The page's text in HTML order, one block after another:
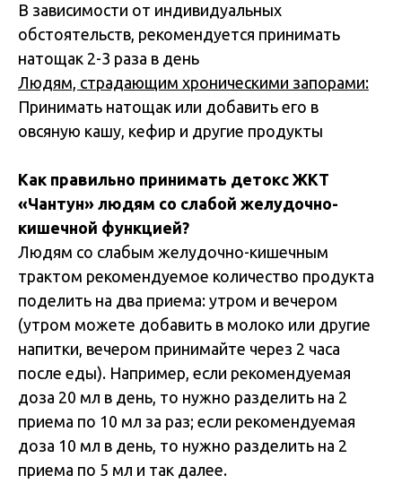
В зависимости от индивидуальных
обстоятельств, рекомендуется принимать
натощак 2-3 раза в день
Людям, страдающим хроническими запорами:
Принимать натощак или добавить его в
овсяную кашу, кефир и другие продукты
Как правильно принимать детокс ЖКТ
«Чантун» людям со слабой желудочно-
кишечной функцией?
Людям со слабым желудочно-кишечным
трактом рекомендуемое количество продукта
поделить на два приема: утром и вечером
(утром можете добавить в молоко или другие
напитки, вечером принимайте через 2 часа
после еды). Например, если рекомендуемая
доза 20 мл в день, то нужно разделить на 2
приема по 10 мл за раз; если рекомендуемая
доза 10 мл в день, то нужно разделить на 2
приема по 5 мл и так далее.